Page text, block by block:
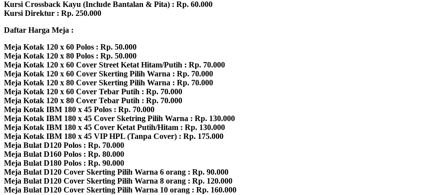
Kursi Crossback Kayu (Include Bantalan & Pita) : Rp. 60.000
Kursi Direktur : Rp. 250.000
Daftar Harga Meja :
Meja Kotak 120 x 60 Polos : Rp. 50.000
Meja Kotak 120 x 80 Polos : Rp. 50.000
Meja Kotak 120 x 60 Cover Street Ketat Hitam/Putih : Rp. 70.000
Meja Kotak 120 x 60 Cover Skerting Pilih Warna : Rp. 70.000
Meja Kotak 120 x 80 Cover Skerting Pilih Warna : Rp. 70.000
Meja Kotak 120 x 60 Cover Tebar Putih : Rp. 70.000
Meja Kotak 120 x 80 Cover Tebar Putih : Rp. 70.000
Meja Kotak IBM 180 x 45 Polos : Rp. 70.000
Meja Kotak IBM 180 x 45 Cover Sketring Pilih Warna : Rp. 130.000
Meja Kotak IBM 180 x 45 Cover Ketat Putih/Hitam : Rp. 130.000
Meja Kotak IBM 180 x 45 VIP HPL (Tanpa Cover) : Rp. 175.000
Meja Bulat D120 Polos : Rp. 70.000
Meja Bulat D160 Polos : Rp. 80.000
Meja Bulat D180 Polos : Rp. 90.000
Meja Bulat D120 Cover Skerting Pilih Warna 6 orang : Rp. 90.000
Meja Bulat D120 Cover Skerting Pilih Warna 8 orang : Rp. 120.000
Meja Bulat D120 Cover Skerting Pilih Warna 10 orang : Rp. 160.000